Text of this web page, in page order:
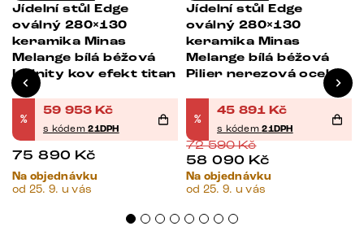
Jídelní stůl Edge
oválný 280×130
keramika Minas
Melange bílá béžová
Infinity kov efekt titan
%
59 953 Kč
s kódem21DPH
75 890 Kč
Na objednávku
od 25. 9. u vás
Jídelní stůl Edge
oválný 280×130
keramika Minas
Melange bílá béžová
Pilier nerezová ocel
%
45 891 Kč
s kódem21DPH
72 590Kč
58 090 Kč
Na objednávku
od 25. 9. u vás